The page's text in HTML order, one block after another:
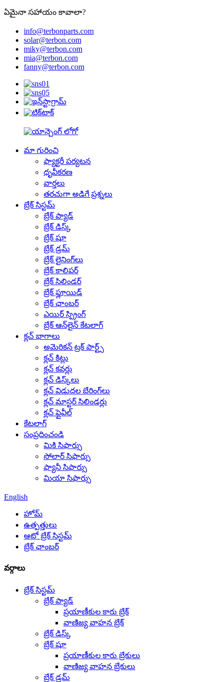
ఏమైనా సహాయం కావాలా?
info@terbonparts.com
solar@terbon.com
miky@terbon.com
mia@terbon.com
fanny@terbon.com
మా గురించి
ఫ్యాక్టరీ పర్యటన
ధృవీకరణ
వార్తలు
తరచుగా అడిగే ప్రశ్నలు
బ్రేక్ సిస్టమ్
బ్రేక్ ప్యాడ్
బ్రేక్ డిస్క్
బ్రేక్ షూ
బ్రేక్ డ్రమ్
బ్రేక్ లైనింగ్‌లు
బ్రేక్ కాలిపర్
బ్రేక్ సిలిండర్
బ్రేక్ ఫ్లూయిడ్
బ్రేక్ ఛాంబర్
ఎయిర్ స్ప్రింగ్
బ్రేక్ ఆన్‌లైన్ కేటలాగ్
క్లచ్ భాగాలు
అమెరికన్ ట్రక్ పార్ట్స్
క్లచ్ కిట్లు
క్లచ్ కవర్లు
క్లచ్ డిస్క్‌లు
క్లచ్ విడుదల బేరింగ్‌లు
క్లచ్ మాస్టర్ సిలిండర్లు
క్లచ్ ఫ్లైవీల్
కేటలాగ్
సంప్రదించండి
మికి సిఫార్సు
సోలార్ సిఫార్సు
ఫ్యానీ సిఫార్సు
మియా సిఫార్సు
English
హోమ్
ఉత్పత్తులు
ఆటో బ్రేక్ సిస్టమ్
బ్రేక్ ఛాంబర్
వర్గాలు
బ్రేక్ సిస్టమ్
బ్రేక్ ప్యాడ్
ప్రయాణీకుల కారు బ్రేక్
వాణిజ్య వాహన బ్రేక్
బ్రేక్ డిస్క్
బ్రేక్ షూ
ప్రయాణీకుల కారు బ్రేకులు
వాణిజ్య వాహన బ్రేకులు
బ్రేక్ డ్రమ్